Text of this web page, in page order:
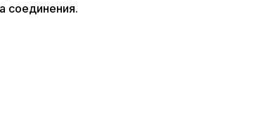
соединения.